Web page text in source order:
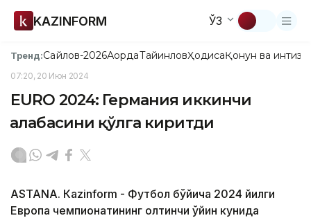
KAZINFORM ЎЗ
Тренд:Сайлов-2026АқордаТайинловҲодисаҚонун ва
07:20, 20 Июн 2024
EURO 2024: Германия иккинчи
ғалабасини қўлга киритди
ASTANА. Кazinform - Футбол бўйича 2024 йилги
Европа чемпионатининг олтинчи ўйин кунида